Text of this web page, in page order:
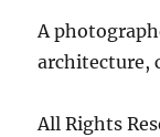
A
architecture,
All Rights